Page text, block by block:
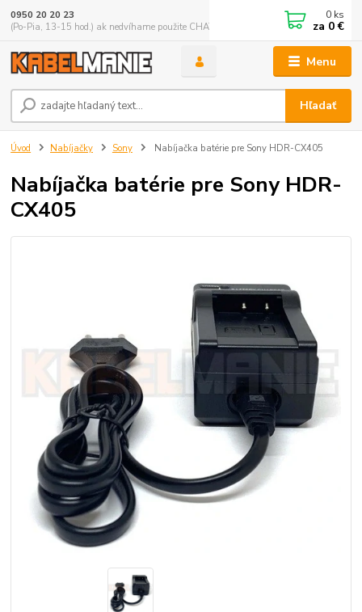
Menu
Hľadať
0950 20 20 23
(Po-Pia, 13-15 hod.) ak nedvíhame použite CHATBOX
0 ks
za 0 €
Úvod Nabíjačky Sony Nabíjačka batérie pre Sony HDR-CX405
Nabíjačka batérie pre Sony HDR-
CX405